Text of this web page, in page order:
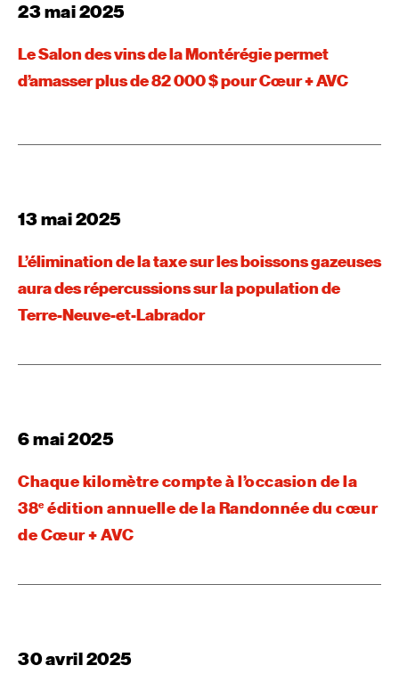
23 mai 2025
Le Salon des vins de la Montérégie permet
d’amasser plus de 82 000 $ pour Cœur + AVC
13 mai 2025
L’élimination de la taxe sur les boissons gazeuses
aura des répercussions sur la population de
Terre-Neuve-et-Labrador
6 mai 2025
Chaque kilomètre compte à l’occasion de la
38eédition annuelle de la Randonnée du cœur
de Cœur + AVC
30 avril 2025